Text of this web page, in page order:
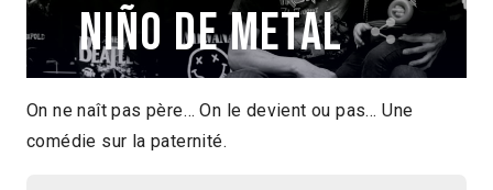
Niño de metal
Pedro García-Mejía Mexique 2014
14min
2015 > Compétition Court-métrage
On ne naît pas père… On le devient ou pas… Une
comédie sur la paternité.